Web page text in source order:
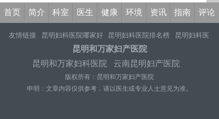
首页 简介 科室 医生 健康 环境 资讯 指南 评论
友情链接 昆明妇科医院哪家好 昆明妇科医院排名榜
昆明妇科医
昆明妇产科哪个医院专业 昆明妇科医院
院排行榜
昆明人流治疗医院哪家好 昆明做无痛人流好的医院
明人流医院排名前十
昆明正规妇科医院是哪家
疗哪家医院好
昆明和万家妇产医院好不好
昆明和万家妇产医院
昆明和万家妇科医院
云南昆明妇产医院
版权所有：昆明和万家妇产医院
申明：文章内容仅供参考，请以医生或专业人士意见为准。